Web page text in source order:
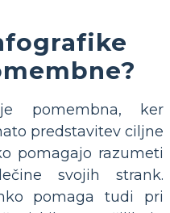
pomembna, ker
predstavitev ciljne
pomagajo razumeti
svojih strank.
pomaga tudi pri